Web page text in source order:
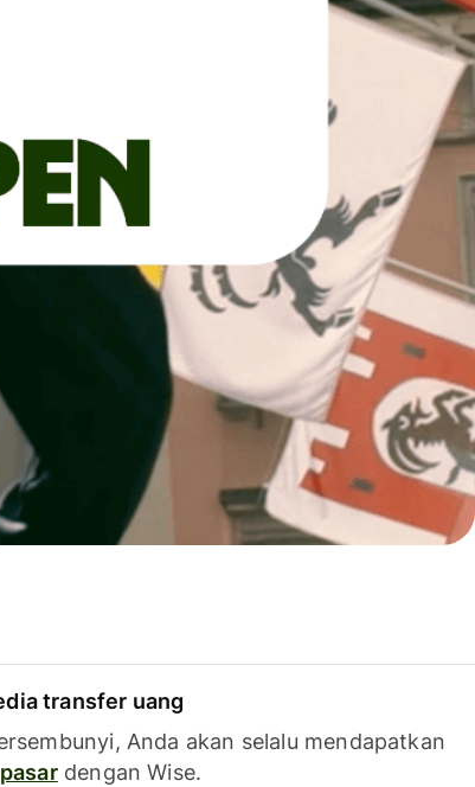
transfer uang
Anda akan selalu mendapatkan
dengan Wise.